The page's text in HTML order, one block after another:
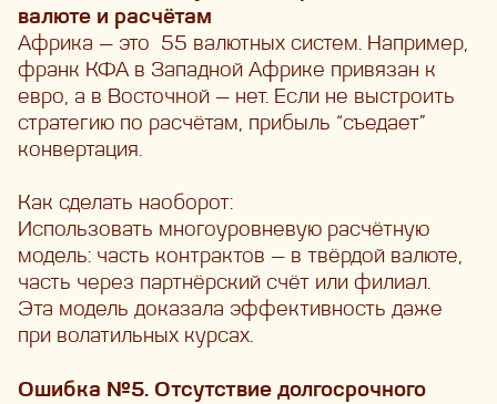
валюте и расчётам
Африка — это 55 валютных систем. Например,
франк КФА в Западной Африке привязан к
евро, а в Восточной — нет. Если не выстроить
стратегию по расчётам, прибыль “съедает”
конвертация.
Как сделать наоборот:
Использовать многоуровневую расчётную
модель: часть контрактов — в твёрдой валюте,
часть через партнёрский счёт или филиал.
Эта модель доказала эффективность даже
при волатильных курсах.
Ошибка №5. Отсутствие долгосрочного